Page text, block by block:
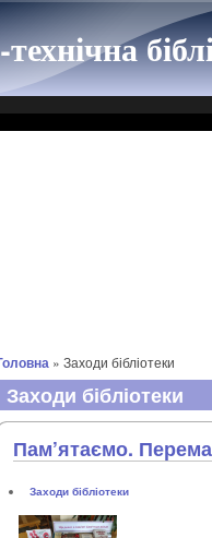
» Заходи бібліотеки
Заходи бібліотеки
Пам’ятаємо.
Заходи бібліотеки